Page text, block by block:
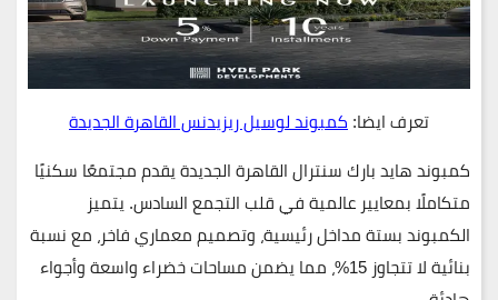
تعرف ايضا:كمبوند لوسيل ريزيدنس القاهرة الجديدة
كمبوند هايد بارك سنترال القاهرة الجديدة يقدممجتمعًا سكنيًا
متكاملًا بمعايير عالميةفي قلبالتجمع السادس. يتميز
الكمبوندبستة مداخل رئيسية، وتصميم معماري فاخر، مع نسبة
بنائية لا تتجاوز 15%
، مما يضمنمساحات خضراء واسعةوأجواء